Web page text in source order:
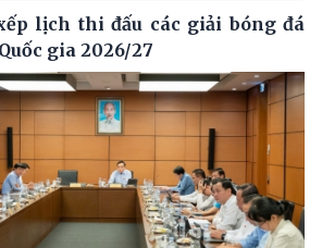
lịch thi đấu các giải bóng đá
gia 2026/27